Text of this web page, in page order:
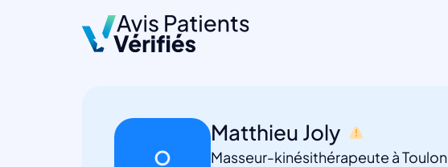
Matthieu Joly
Masseur-kinésithérapeute à Toulon